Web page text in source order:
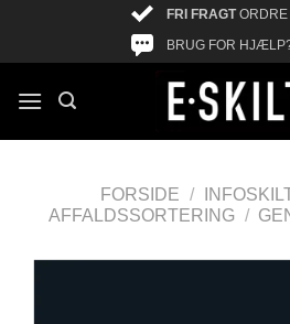
FRI FRAGTORDRE
BRUG FOR
FORSIDE /
AFFALDSSORTERING /